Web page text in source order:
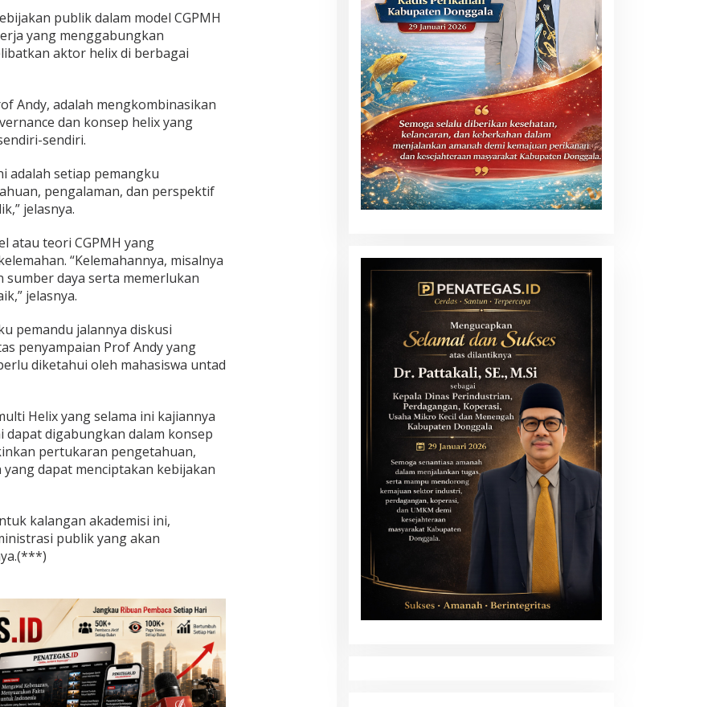
publik dalam model CGPMH
yang menggabungkan
aktor helix di berbagai
Andy, adalah mengkombinasikan
dan konsep helix yang
sendiri.
adalah setiap pemangku
pengalaman, dan perspektif
jelasnya.
atau teori CGPMH yang
“Kelemahannya, misalnya
daya serta memerlukan
jelasnya.
pemandu jalannya diskusi
penyampaian Prof Andy yang
diketahui oleh mahasiswa untad
Helix yang selama ini kajiannya
digabungkan dalam konsep
pertukaran pengetahuan,
dapat menciptakan kebijakan
kalangan akademisi ini,
publik yang akan